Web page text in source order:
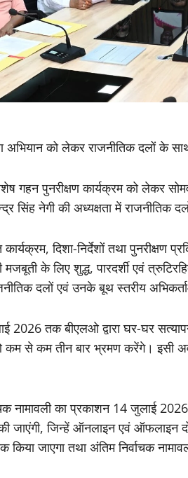
अभियान को लेकर राजनीतिक दलों के
गहन पुनरीक्षण कार्यक्रम को लेकर
सिंह नेगी की अध्यक्षता में
कार्यक्रम, दिशा-निर्देशों तथा पुनरीक्षण
के लिए शुद्ध, पारदर्शी एवं
दलों एवं उनके बूथ स्तरीय
2026 तक बीएलओ द्वारा घर-घर
से कम तीन बार भ्रमण करेंगे। इसी
नामावली का प्रकाशन 14 जुलाई
जाएंगी, जिन्हें ऑनलाइन एवं ऑफलाइन
किया जाएगा तथा अंतिम निर्वाचक